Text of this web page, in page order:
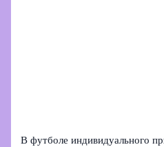
В футболе индивидуального